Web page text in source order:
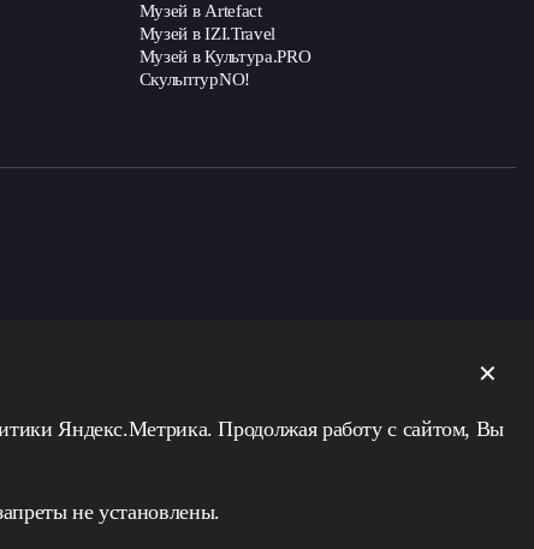
Музей в Artefact
Музей в IZI.Travel
Музей в Культура.PRO
СкульптурNO!
✕
Яндекс.Метрика. Продолжая работу с сайтом, Вы
не установлены.